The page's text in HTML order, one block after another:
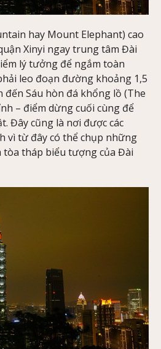
hay Mount Elephant) cao
Xinyi ngay trung tâm Đài
lý tưởng để ngắm toàn
leo đoạn đường khoảng 1,5
đến Sáu hòn đá khổng lồ (The
– điểm dừng cuối cùng để
Đây cũng là nơi được các
vì từ đây có thể chụp những
tòa tháp biểu tượng của Đài